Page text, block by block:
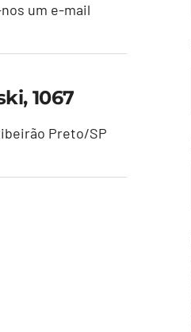
um e-mail
1067
Preto/SP